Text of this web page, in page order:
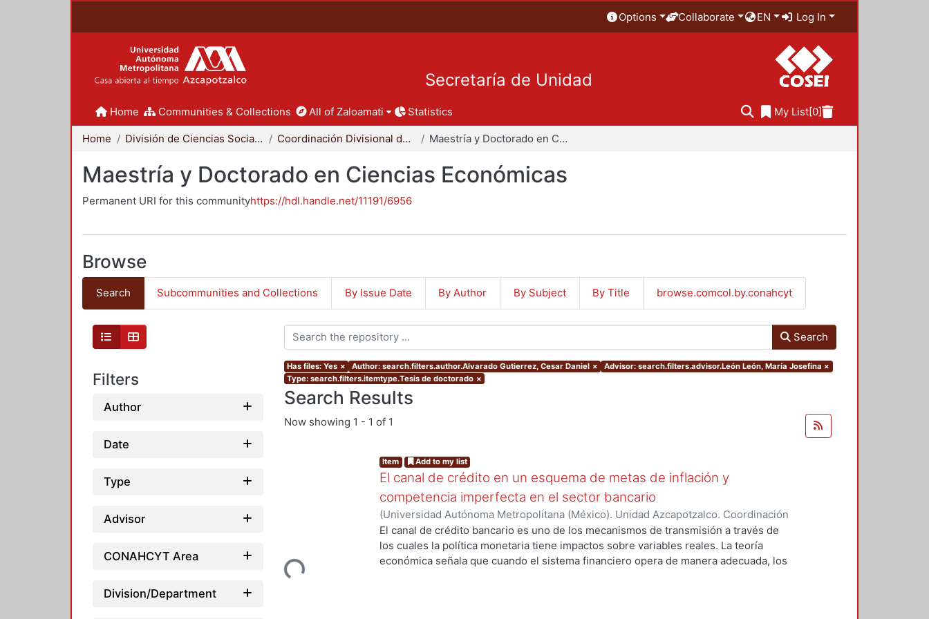
Options Collaborate EN Log In
Secretaría de Unidad
Home Communities & Collections All of Zaloamati Statistics My List[0]
Home División de Ciencias Sociales y Humanidades Coordinación Divisional de Posgrado Maestría y Doctorado en Ciencias Económicas
Maestría y Doctorado en Ciencias Económicas
Permanent URI for this communityhttps://hdl.handle.net/11191/6956
Browse
Search Subcommunities and Collections By Issue Date By Author By Subject By Title browse.comcol.by.conahcyt
Filters
Author
Date
Type
Advisor
CONAHCYT Area
Division/Department
Search
Has files: Yes × Author: search.filters.author.Alvarado Gutierrez, Cesar Daniel × Advisor: search.filters.advisor.León León, María Josefina ×
Type: search.filters.itemtype.Tesis de doctorado ×
Search Results
Now showing 1 - 1 of 1
Loading...
Item Add to my list
El canal de crédito en un esquema de metas de inflación y
competencia imperfecta en el sector bancario
(Universidad Autónoma Metropolitana (México). Unidad Azcapotzalco. Coordinación
de Servicios de Información.,2017)Alvarado Gutierrez, Cesar Daniel
El canal de crédito bancario es uno de los mecanismos de transmisión a través de
los cuales la política monetaria tiene impactos sobre variables reales. La teoría
económica señala que cuando el sistema financiero opera de manera adecuada, los